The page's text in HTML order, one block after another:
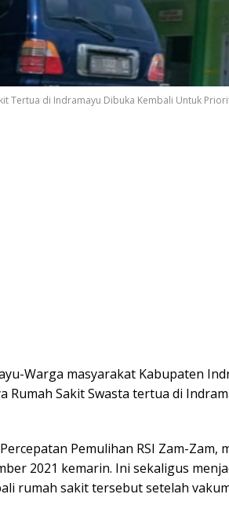
Tertua di Indramayu Dibuka Kembali Untuk
Warga masyarakat Kabupaten
Rumah Sakit Swasta tertua di
Pemulihan RSI Zam-Zam,
2021 kemarin. Ini sekaligus
rumah sakit tersebut setelah